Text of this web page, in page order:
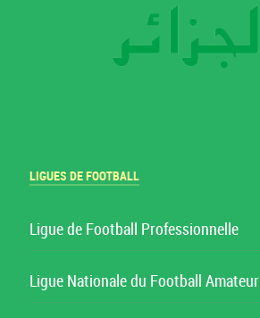
LIGUES DE FOOTBALL
Ligue de Football Professionnelle
Ligue Nationale du Football Amateur